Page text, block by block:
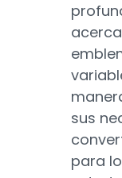
sus
para